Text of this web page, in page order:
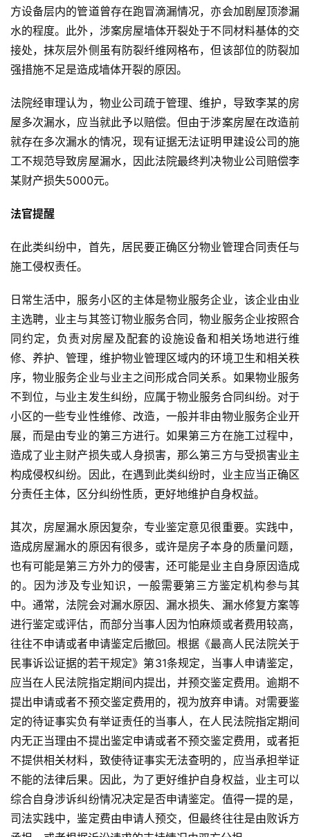
方设备层内的管道曾存在跑冒滴漏情况，亦会加剧屋顶渗漏
水的程度。此外，涉案房屋墙体开裂处于不同材料基体的交
接处，抹灰层外侧虽有防裂纤维网格布，但该部位的防裂加
强措施不足是造成墙体开裂的原因。
法院经审理认为，物业公司疏于管理、维护，导致李某的房
屋多次漏水，应当就此予以赔偿。但由于涉案房屋在改造前
就存在多次漏水的情况，现有证据无法证明甲建设公司的施
工不规范导致房屋漏水，因此法院最终判决物业公司赔偿李
某财产损失5000元。
法官提醒
在此类纠纷中，首先，居民要正确区分物业管理合同责任与
施工侵权责任。
日常生活中，服务小区的主体是物业服务企业，该企业由业
主选聘，业主与其签订物业服务合同，物业服务企业按照合
同约定，负责对房屋及配套的设施设备和相关场地进行维
修、养护、管理，维护物业管理区域内的环境卫生和相关秩
序，物业服务企业与业主之间形成合同关系。如果物业服务
不到位，与业主发生纠纷，应属于物业服务合同纠纷。对于
小区的一些专业性维修、改造，一般并非由物业服务企业开
展，而是由专业的第三方进行。如果第三方在施工过程中，
造成了业主财产损失或人身损害，那么第三方与受损害业主
构成侵权纠纷。因此，在遇到此类纠纷时，业主应当正确区
分责任主体，区分纠纷性质，更好地维护自身权益。
其次，房屋漏水原因复杂，专业鉴定意见很重要。实践中，
造成房屋漏水的原因有很多，或许是房子本身的质量问题，
也有可能是第三方外力的侵害，还可能是业主自身原因造成
的。因为涉及专业知识，一般需要第三方鉴定机构参与其
中。通常，法院会对漏水原因、漏水损失、漏水修复方案等
进行鉴定或评估，而部分当事人因为怕麻烦或者费用较高，
往往不申请或者申请鉴定后撤回。根据《最高人民法院关于
民事诉讼证据的若干规定》第31条规定，当事人申请鉴定，
应当在人民法院指定期间内提出，并预交鉴定费用。逾期不
提出申请或者不预交鉴定费用的，视为放弃申请。对需要鉴
定的待证事实负有举证责任的当事人，在人民法院指定期间
内无正当理由不提出鉴定申请或者不预交鉴定费用，或者拒
不提供相关材料，致使待证事实无法查明的，应当承担举证
不能的法律后果。因此，为了更好维护自身权益，业主可以
综合自身涉诉纠纷情况决定是否申请鉴定。值得一提的是，
司法实践中，鉴定费由申请人预交，但最终往往是由败诉方